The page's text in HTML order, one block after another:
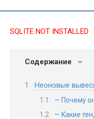
SQLITE NOT INSTALLED
Содержание
Неоновые
— Почему
— Какие